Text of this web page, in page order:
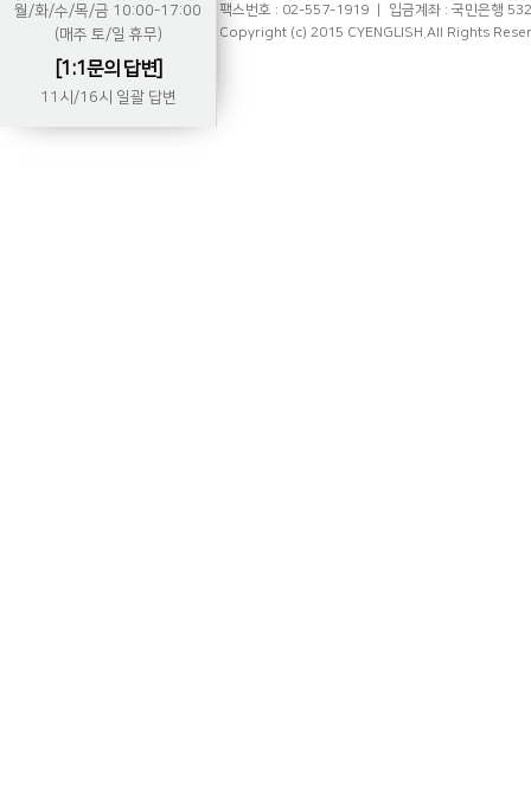
월/화/수/목/금 10:00-17:00
(매주 토/일 휴무)
[1:1문의 답변]
11시/16시 일괄 답변
팩스번호 : 02-557-1919 ㅣ 입금계좌 : 국민은행
Copyright (c) 2015 CYENGLISH.All Rights